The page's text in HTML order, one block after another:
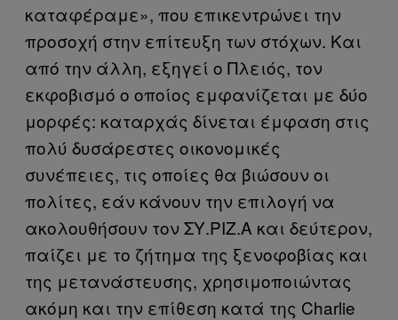
καταφέραμε», που επικεντρώνει την
προσοχή στην επίτευξη των στόχων. Και
από την άλλη, εξηγεί ο Πλειός, τον
εκφοβισμό ο οποίος εμφανίζεται με δύο
μορφές: καταρχάς δίνεται έμφαση στις
πολύ δυσάρεστες οικονoμικές
συνέπειες, τις οποίες θα βιώσουν οι
πολίτες, εάν κάνουν την επιλογή να
ακολουθήσουν τον ΣΥ.ΡΙΖ.Α και δεύτερον,
παίζει με το ζήτημα της ξενοφοβίας και
της μετανάστευσης, χρησιμοποιώντας
ακόμη και την επίθεση κατά της Charlie